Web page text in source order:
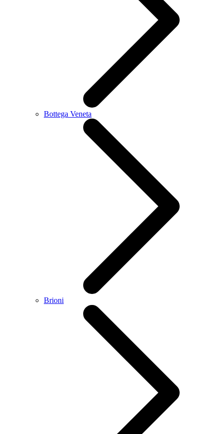
Bottega Veneta
Brioni